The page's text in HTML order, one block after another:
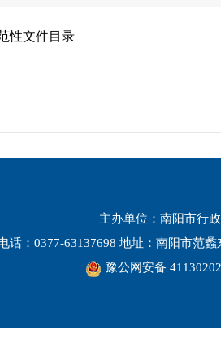
性文件目录
主办单位：南阳市行
话：0377-63137698 地址：南阳市范
豫公网安备